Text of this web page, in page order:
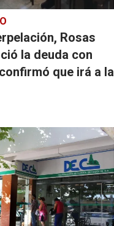
Rosas
la deuda con
que irá a la